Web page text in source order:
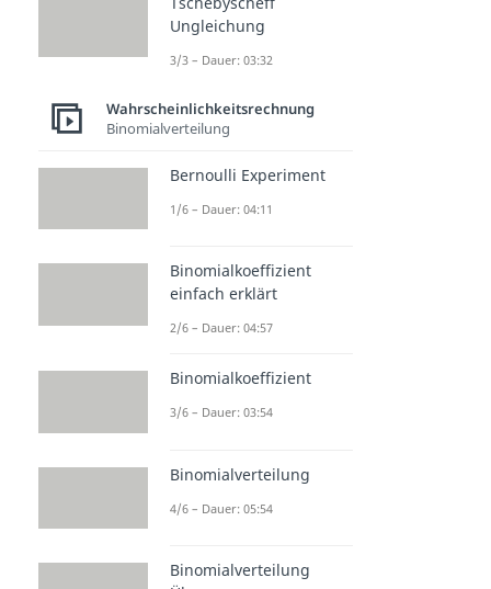
Ungleichung
3/3 – Dauer: 03:32
Wahrscheinlichkeitsrechnung
Binomialverteilung
Bernoulli Experiment
1/6 – Dauer: 04:11
Binomialkoeffizient
einfach erklärt
2/6 – Dauer: 04:57
Binomialkoeffizient
3/6 – Dauer: 03:54
Binomialverteilung
4/6 – Dauer: 05:54
Binomialverteilung